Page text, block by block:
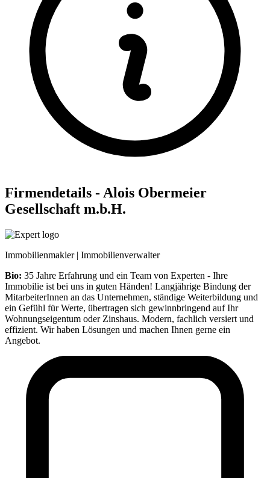
Firmendetails - Alois Obermeier
Gesellschaft m.b.H.
Immobilienmakler | Immobilienverwalter
Bio: 35 Jahre Erfahrung und ein Team von Experten - Ihre
Immobilie ist bei uns in guten Händen! Langjährige Bindung der
MitarbeiterInnen an das Unternehmen, ständige Weiterbildung und
ein Gefühl für Werte, übertragen sich gewinnbringend auf Ihr
Wohnungseigentum oder Zinshaus. Modern, fachlich versiert und
effizient. Wir haben Lösungen und machen Ihnen gerne ein
Angebot.